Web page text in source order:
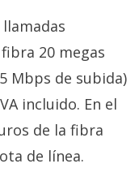
llamadas
20 megas
Mbps de subida)
incluido. En el
de la fibra
de línea.